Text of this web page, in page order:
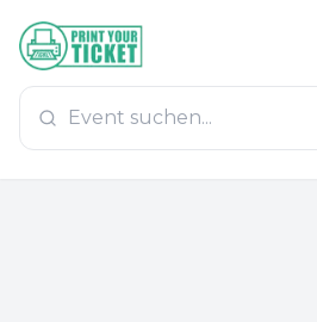
Zum Hauptinhalt
PrintYourTicket